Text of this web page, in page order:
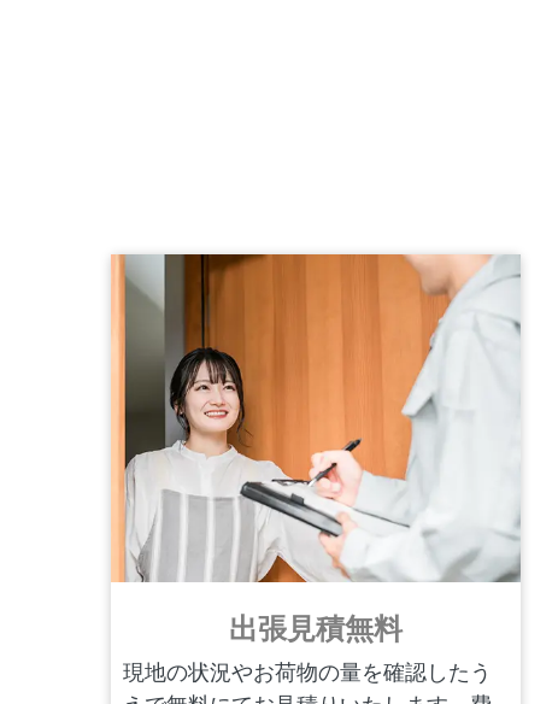
出張見積無料
現地の状況やお荷物の量を確認したう